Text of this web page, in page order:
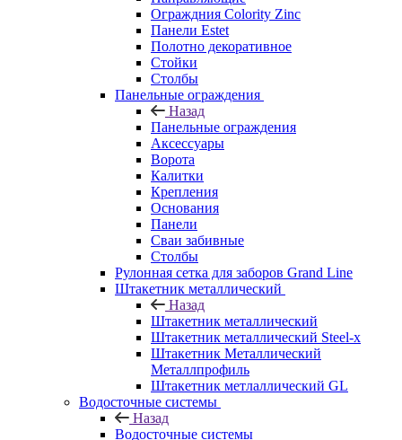
Ограждния Colority Zinc
Панели Estet
Полотно декоративное
Стойки
Столбы
Панельные ограждения
Назад
Панельные ограждения
Аксессуары
Ворота
Калитки
Крепления
Основания
Панели
Сваи забивные
Столбы
Рулонная сетка для заборов Grand Line
Штакетник металлический
Назад
Штакетник металлический
Штакетник металлический Steel-x
Штакетник Металлический
Металлпрофиль
Штакетник метлаллический GL
Водосточные системы
Назад
Водосточные системы